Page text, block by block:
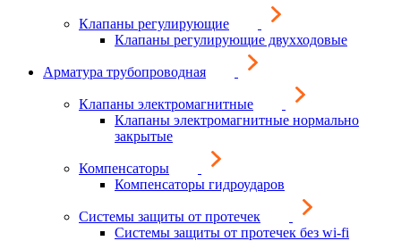
Клапаны регулирующие
Клапаны регулирующие двухходовые
Арматура трубопроводная
Клапаны электромагнитные
Клапаны электромагнитные нормально
закрытые
Компенсаторы
Компенсаторы гидроударов
Системы защиты от протечек
Системы защиты от протечек без wi-fi